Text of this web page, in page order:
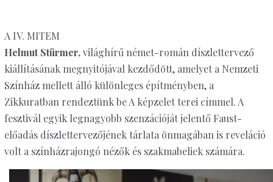
A IV. MITEM
Helmut Stürmer,világhírű német-román díszlettervező
kiállításának megnyitójával kezdődött, amelyet a Nemzeti
Színház mellett álló különleges építményben, a
Zikkuratban rendeztünk be A képzelet terei címmel. A
fesztivál egyik legnagyobb szenzációját jelentő Faust-
előadás díszlettervezőjének tárlata önmagában is reveláció
volt a színházrajongó nézők és szakmabeliek számára.